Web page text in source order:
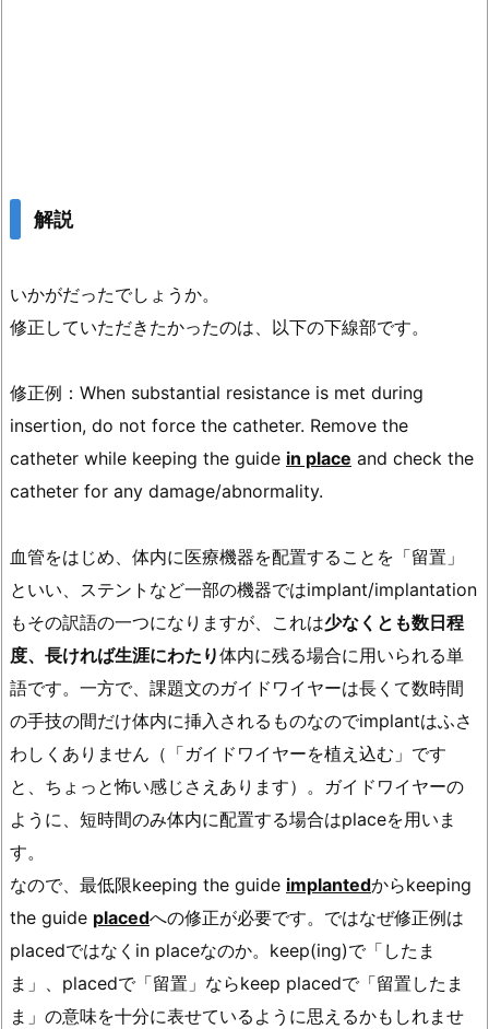
解説
いかがだったでしょうか。
修正していただきたかったのは、以下の下線部です。
修正例：When substantial resistance is met during
insertion, do not force the catheter. Remove the
catheter while keeping the guide in place and check the
catheter for any damage/abnormality.
血管をはじめ、体内に医療機器を配置することを「留置」
といい、ステントなど一部の機器ではimplant/implantation
もその訳語の一つになりますが、これは少なくとも数日程
度、長ければ生涯にわたり体内に残る場合に用いられる単
語です。一方で、課題文のガイドワイヤーは長くて数時間
の手技の間だけ体内に挿入されるものなのでimplantはふさ
わしくありません（「ガイドワイヤーを植え込む」です
と、ちょっと怖い感じさえあります）。ガイドワイヤーの
ように、短時間のみ体内に配置する場合はplaceを用いま
す。
なので、最低限keeping the guide implantedからkeeping
the guide placedへの修正が必要です。ではなぜ修正例は
placedではなくin placeなのか。keep(ing)で「したま
ま」、placedで「留置」ならkeep placedで「留置したま
ま」の意味を十分に表せているように思えるかもしれませ